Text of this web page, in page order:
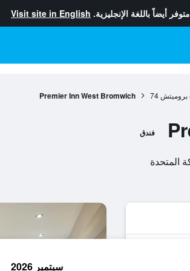
متوفر أيضاً باللغة الإنجليزية. Visit site in English
74
Premier Inn West Bromwich
فندق
سبتمبر 2026